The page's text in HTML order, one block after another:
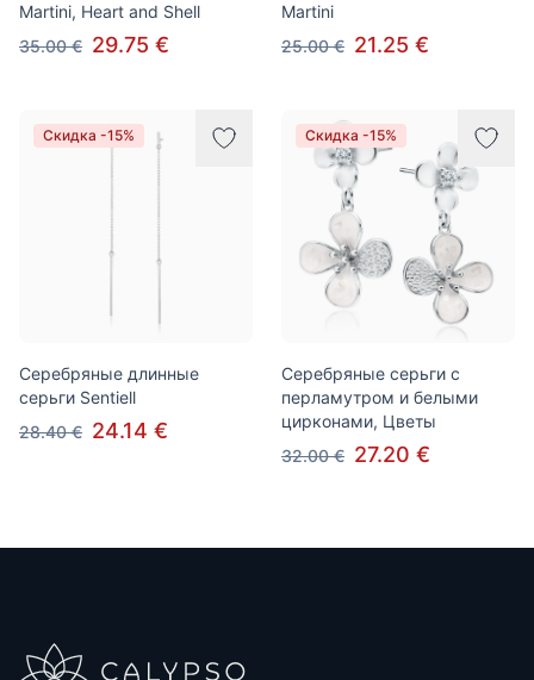
Martini, Heart and Shell
35.00 € 29.75 €
Martini
25.00 € 21.25 €
Скидка -15%
Серебряные длинные
серьги Sentiell
28.40 € 24.14 €
Скидка -15%
Серебряные серьги с
перламутром и белыми
цирконами, Цветы
32.00 € 27.20 €